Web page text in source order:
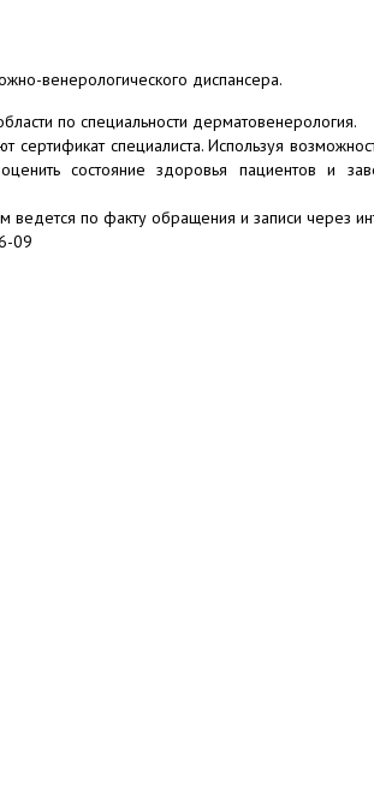
венерологического диспансера.
по специальности дерматовенерология.
специалиста. Используя
состояние здоровья пациентов и
по факту обращения и записи через
09